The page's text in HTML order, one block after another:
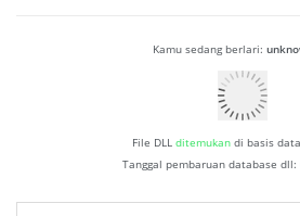
Kamu sedang berlari:
File DLL ditemukandi basis data
Tanggal pembaruan database dll: